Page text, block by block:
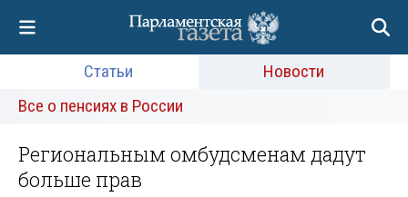
Статьи
Новости
Все о пенсиях в России
Региональным омбудсменам дадут
больше прав